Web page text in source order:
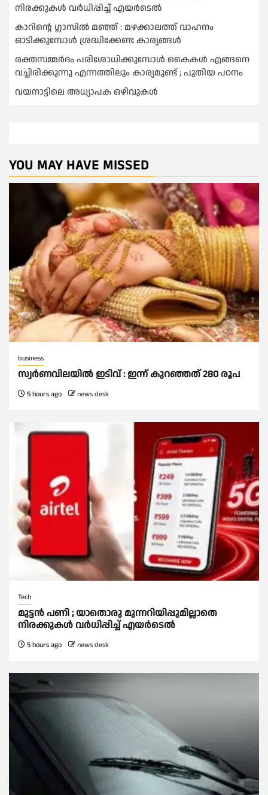
നിരക്കുകള്‍ വർധിപ്പിച്ച്‌ എയർടെല്‍
കാറിൻ്റെ ഗ്ലാസിൽ മഞ്ഞ് : മഴക്കാലത്ത് വാഹനം
ഓടിക്കുമ്പോള്‍ ശ്രദ്ധിക്കേണ്ട കാര്യങ്ങൾ
രക്തസമ്മര്‍ദം പരിശോധിക്കുമ്പോള്‍ കൈകള്‍ എങ്ങനെ
വച്ചിരിക്കുന്നു എന്നത്തിലും കാര്യമുണ്ട് ; പുതിയ പഠനം
വയനാട്ടിലെ അധ്യാപക ഒഴിവുകൾ
YOU MAY HAVE MISSED
business
സ്വർണവിലയില്‍ ഇടിവ് : ഇന്ന് കുറഞ്ഞത് 280 രൂപ
5 hours ago news desk
Tech
മുട്ടൻ പണി ; യാതൊരു മുന്നറിയിപ്പുമില്ലാതെ
നിരക്കുകള്‍ വർധിപ്പിച്ച്‌ എയർടെല്‍
5 hours ago news desk